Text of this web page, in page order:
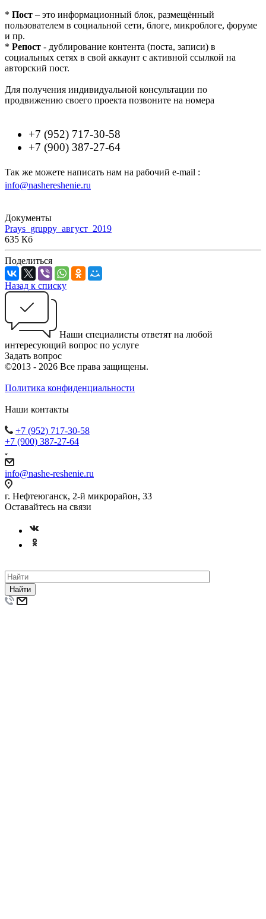
* Пост – это информационный блок, размещённый
пользователем в социальной сети, блоге, микроблоге, форуме
и пр.
* Репост - дублирование контента (поста, записи) в
социальных сетях в свой аккаунт с активной ссылкой на
авторский пост.
Для получения индивидуальной консультации по
продвижению своего проекта позвоните на номера
+7 (952) 717-30-58
+7 (900) 387-27-64
Так же можете написать нам на рабочий e-mail :
info@nashereshenie.ru
Документы
Prays_gruppy_август_2019
635 Кб
Поделиться
Назад к списку
Наши специалисты ответят на любой
интересующий вопрос по услуге
Задать вопрос
©2013 - 2026 Все права защищены.
Политика конфиденциальности
Наши контакты
+7 (952) 717-30-58
+7 (900) 387-27-64
info@nashe-reshenie.ru
г. Нефтеюганск, 2-й микрорайон, 33
Оставайтесь на связи
Найти